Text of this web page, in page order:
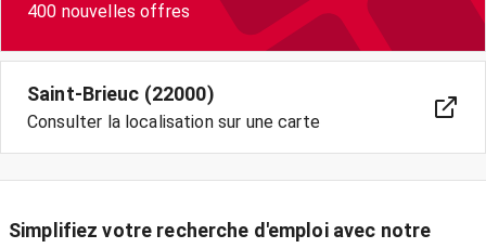
400 nouvelles offres
Saint-Brieuc (22000)
Consulter la localisation sur une carte
Simplifiez votre recherche d'emploi avec notre